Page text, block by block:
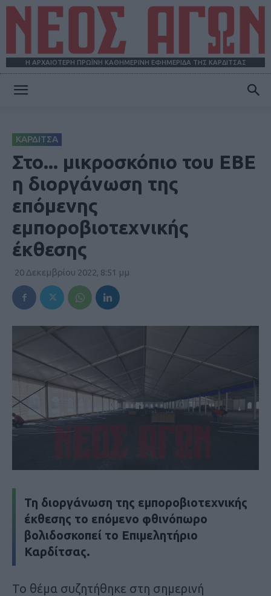
Η ΑΡΧΑΙΟΤΕΡΗ ΠΡΩΪΝΗ ΚΑΘΗΜΕΡΙΝΗ ΕΦΗΜΕΡΙΔΑ ΤΗΣ ΚΑΡΔΙΤΣΑΣ
ΚΑΡΔΙΤΣΑ
Στο... μικροσκόπιο του ΕΒΕ
η διοργάνωση της
επόμενης
εμποροβιοτεχνικής
έκθεσης
20 Δεκεμβρίου 2022, 8:51 μμ
Τη διοργάνωση της εμποροβιοτεχνικής
έκθεσης το επόμενο φθινόπωρο
βολιδοσκοπεί το Επιμελητήριο
Καρδίτσας.
Το θέμα συζητήθηκε στη σημερινή